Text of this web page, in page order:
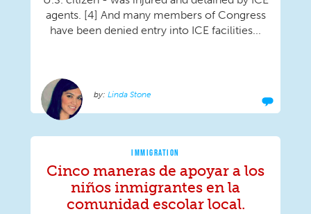
agents. [4] And many members of Congress
have been denied entry into ICE facilities...
Linda Stone
IMMIGRATION
Cinco maneras de apoyar a los
niños inmigrantes en la
comunidad escolar local.